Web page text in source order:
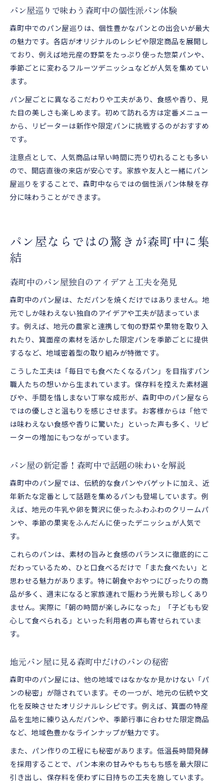
パン屋巡りで味わう森町中の個性派パン体験
森町中でのパン屋巡りは、個性豊かなパンとの出会いが最大
の魅力です。各店がオリジナルのレシピや限定商品を展開し
ており、例えば地元産の野菜をたっぷり使った惣菜パンや、
季節ごとに変わるフルーツデニッシュなどが人気を集めてい
ます。
パン屋ごとに異なるこだわりや工夫があり、食感や香り、見
た目の美しさも楽しめます。初めて訪れる方は定番メニュー
から、リピーターは新作や限定パンに挑戦するのがおすすめ
です。
注意点として、人気商品は早い時間に売り切れることも多い
ので、開店直後の来店が安心です。家族や友人と一緒にパン
屋巡りをすることで、森町中ならではの個性派パン体験を存
分に味わうことができます。
パン屋ならではの驚きが森町中に集
結
森町中のパン屋独自のアイデアと工夫を発見
森町中のパン屋は、ただパンを焼くだけではありません。地
元でしか味わえない独自のアイデアや工夫が詰まっていま
す。例えば、地元の農家と連携して旬の野菜や果物を取り入
れたり、箕面産の素材を活かした限定パンを季節ごとに提供
するなど、地域密着型の取り組みが特徴です。
こうした工夫は「毎日でも食べたくなるパン」を目指すパン
職人たちの想いから生まれています。保存料を控えた素材選
びや、手間を惜しまない丁寧な成形が、森町中のパン屋なら
ではの優しさと温もりを感じさせます。お客様からは「他で
は味わえない食感や香りに驚いた」といった声も多く、リピ
ーターの増加にもつながっています。
パン屋の新定番！森町中で話題の味わいを解説
森町中のパン屋では、伝統的な食パンやバゲットに加え、近
年新たな定番として話題を集めるパンも登場しています。例
えば、地元の牛乳や卵を贅沢に使ったふわふわのクリームパ
ンや、季節の果実をふんだんに使ったデニッシュが人気で
す。
これらのパンは、素材の旨みと食感のバランスに徹底的にこ
だわっているため、ひと口食べるだけで「また食べたい」と
思わせる魅力があります。特に朝食やおやつにぴったりの商
品が多く、週末になると家族連れで賑わう光景も珍しくあり
ません。実際に「朝の時間が楽しみになった」「子どもも安
心して食べられる」といった利用者の声も寄せられていま
す。
地元パン屋に見る森町中だけのパンの秘密
森町中のパン屋には、他の地域ではなかなか見かけない「パ
ンの秘密」が隠されています。その一つが、地元の伝統や文
化を反映させたオリジナルレシピです。例えば、箕面の特産
品を生地に練り込んだパンや、季節行事に合わせた限定商品
など、地域色豊かなラインナップが魅力です。
また、パン作りの工程にも秘密があります。低温長時間発酵
を採用することで、パン本来の甘みやもちもち感を最大限に
引き出し、保存料を使わずに日持ちの工夫を施しています。